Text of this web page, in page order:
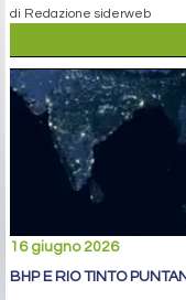
di Redazione siderweb
16 giugno 2026
BHP E RIO TINTO